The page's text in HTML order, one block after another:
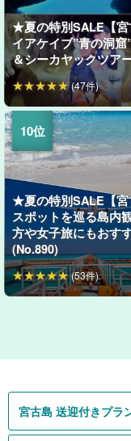
★夏の特別SALE【
イアケイブ”青の洞
＆シーカヤックツア
(47件)
★夏の特別SALE【
スポットを巡る島内
方や女子旅にもおす
(No.890)
(53件)
★夏の特別SALE【宮
サファイアケイブ”
SUP/カヤックツア
(42件)
★夏の特別SALE【伊
ブ”青の洞窟”シュ
ックツアー★写真無
(45件)
★夏の特別SALE【伊
イブ』で大冒険☆煌
検ツアー★写真無料
(119件)
★夏の特別SALE【伊
態系に触れよう☆宮
クツアー★写真無料
(20件)
★夏の特別SALE【宮
率♪ウミガメシュノ
(248件)
★夏の特別SALE【宮
ト『パンプキン鍾
ツアー★写真無料＆
(173件)
★夏の特別SALE【半
宮古島の美ら海で
相談可》子連れ家族
(152件)
★夏の特別SALE【宮
の海を満喫☆絶景ビ
(67件)
★夏の特別SALE【半
デビュー！透明な
ー《写真無料＆送迎
(138件)
★夏の特別SALE【半
イブ！宮古島トロ
＆送迎相談可》初め
(38件)
【宮古島/1日】ガイ
無料＆送迎可＞柔
(64件)
★夏の特別SALE【伊
う☆安定感抜群！宮
SUPクルーズ★写真
(18件)
【宮古島・レンタカ
ナビ標準装備付き♪
(5件)
【宮古島・レンタカ
カーナビ標準装備
(4件)
【宮古島/室内体験/
け！アニマルキャ
ファミリー・カッ
(11件)
★夏の特別SALE【宮
☆絶景スポットを巡
めての方や女子旅
【宮古島・レンタカ
ク /トヨタ《最大5
【宮古島・レンタカ
大4名乗り》カーナ
【宮古島/月・水・金
絶景スポットを巡
帰り参加OK＆年齢
(99件)
【宮古島・レンタカ
《最大4名乗り》カ
【宮古島/火・木・土
ットを巡ろう☆バス
(73件)
【宮古島/伊良部島/
巡る島内観光巡り
にもおすすめ《送
【宮古島/伊良部島/
内観光巡りフォト
すすめ《送迎相談
(2件)
【宮古島/室内体験/
け！アニマルキャ
ファミリー・カッ
【宮古島/伊良部島/1
洞窟”シュノーケル
アー★写真無料＆送
【宮古島/伊良部島/1
ブ”青の洞窟”シュ
アー★写真無料＆送
【伊良部島/1日】神
ーケリング＆シー
【伊良部島/約2時間
宮古島の海とマン
(2件)
【伊良部島/約2時間
宮古島の海とマン
【伊良部島/約2時間
煌めく青の洞窟シ
【宮古島/1日】人気
ノーケル×ケイビン
【宮古島/1日】大冒
乳洞探検＆カヌー
【宮古島/1日】高確
キン鍾乳洞＆カヤ
【宮古島/1日】迷っ
ミガメシュノーケ
(1件)
【宮古島】効率重視
ー＆シュノーケリ
【宮古島/半日】当日
乳洞』を探検！ケ
【宮古島】当日予約
ビーチでSUPorカ
【宮古島/約2時間】
ノーケリングツア
(3件)
【宮古島・レンタカ
空港無料送迎付き
【宮古島・レンタカ
人乗り》下地島空
【宮古島・レンタカ
無料送迎付き【免
(2件)
【宮古島・レンタカ
送迎付き【免責補償
【宮古島・レンタカ
港無料送迎付き【
【宮古島・レンタカ
港無料送迎付き【
【宮古島・レンタカ
空港無料送迎付き
【宮古島・レンタカ
迎付き【免責補償込
【宮古島・レンタカ
無料送迎付き【免
【宮古島・レンタカ
人乗り》宮古空港
(1件)
【宮古島・レンタカ
料送迎付き【免責補
【宮古島/夜・当日予
緒に思い出を残す☆
(7件)
【宮古島/1日/チャー
SUP/カヌー＆ウミ
【宮古島/約2時間/チ
ら海でSUPデビュ
チSUPツアー《写
【半日/約2時間/チャ
透明度！宮古島の
料＆送迎相談可》
【宮古島・レンタカ
り》カーナビ付き
【宮古島・レンタカ
り》カーナビ付き
【宮古島・レンタカ
ックエディション
各ホテルへの無料
【宮古島・レンタカ
ラ《最大5名乗り》
料送迎・荷物の無
【宮古島・レンタカ
（ペッパーホワイ
港・各ホテルへの
【多良間島/90分】
景と集落をぐるっ
【宮古島/約4時間】
トプラン☆ドローン
【宮古島・レンタカ
名乗り》軽自動車
(6件)
【宮古島・レンタカ
り》軽自動車＜宮
【宮古島・レンタカ
軽自動車＜宮古空
(38件)
受付停止中：【宮古
ワーゲン）《最大5
ルへの無料送迎・
【宮古島・レンタカ
り》カーナビ付き
【宮古島・レンタカ
7名乗り・禁煙・カ
料送迎・荷物の無
【宮古島・レンタカ
り・禁煙・AT車》
(1件)
【宮古島/約1.5時間
ンセット＆星空ク
★宮古島ツアーズ限
人力車で来間大橋
★宮古島ツアーズ限
人力車で巡るうえ
【宮古島/1時間】0歳
＞上陸ツアー☆ガイ
【宮古島/夜】ヤシ
＆満天の星空鑑賞
【宮古島/4.5時間～
ダイビング＜Cカー
【宮古島/1日】ビギ
イドと行くボート
フ・クレパス》器
【宮古島/約6.5時間
ビング☆その日一番
宮古島 送迎付きプラ